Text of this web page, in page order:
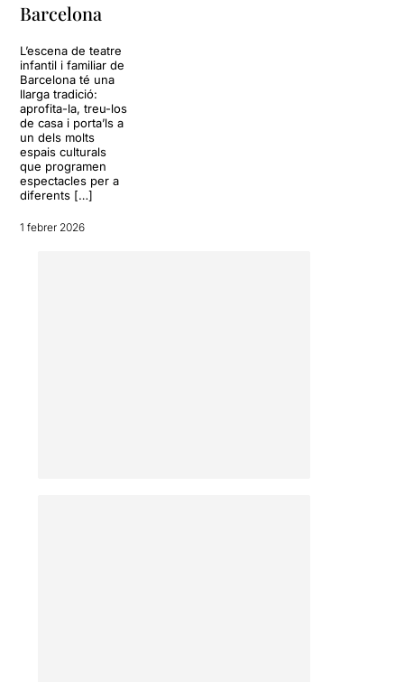
Barcelona
L’escena de teatre
infantil i familiar de
Barcelona té una
llarga tradició:
aprofita-la, treu-los
de casa i porta’ls a
un dels molts
espais culturals
que programen
espectacles per a
diferents […]
1 febrer 2026